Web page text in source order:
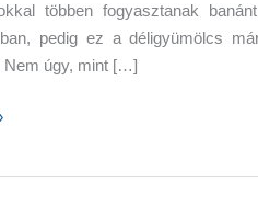
többen fogyasztanak
pedig ez a déligyümölcs
Nem úgy, mint […]